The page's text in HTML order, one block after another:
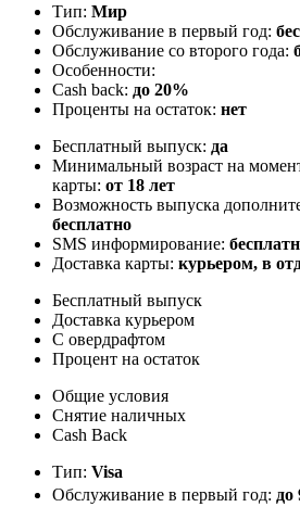
Тип: Мир
Обслуживание в первый год:
Обслуживание со второго года:
Особенности:
Cash back: до 20%
Проценты на остаток: нет
Бесплатный выпуск: да
Минимальный возраст на
карты: от 18 лет
Возможность выпуска
бесплатно
SMS информирование:
Доставка карты: курьером, в
Бесплатный выпуск
Доставка курьером
С овердрафтом
Процент на остаток
Общие условия
Снятие наличных
Cash Back
Тип: Visa
Обслуживание в первый год: до